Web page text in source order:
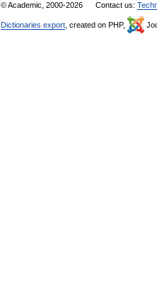
© Academic, 2000-2026 Contact us:
Dictionaries export , created on PHP,